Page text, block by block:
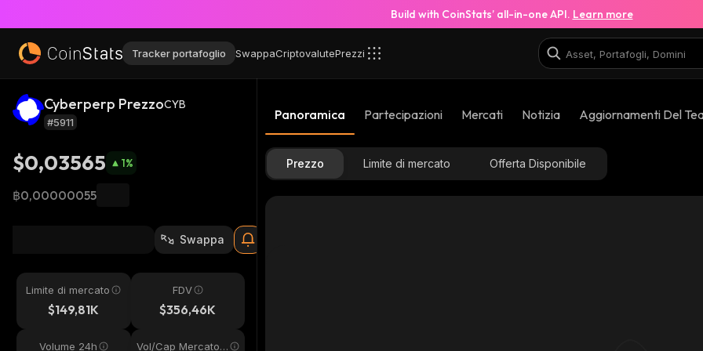
Build with CoinStats’ all-in-one API. Learn more
Tracker portafoglio SwappaCriptovalutePrezzi
Cyberperp PrezzoCYB
#5911
$0,03565 1%
฿0,00000055
Swappa
Limite di mercato
$149,81K
FDV
$356,46K
Volume 24h Vol/Cap Mercato
Panoramica Partecipazioni Mercati Notizia Aggiornamenti Del
Prezzo Limite di mercato Offerta Disponibile